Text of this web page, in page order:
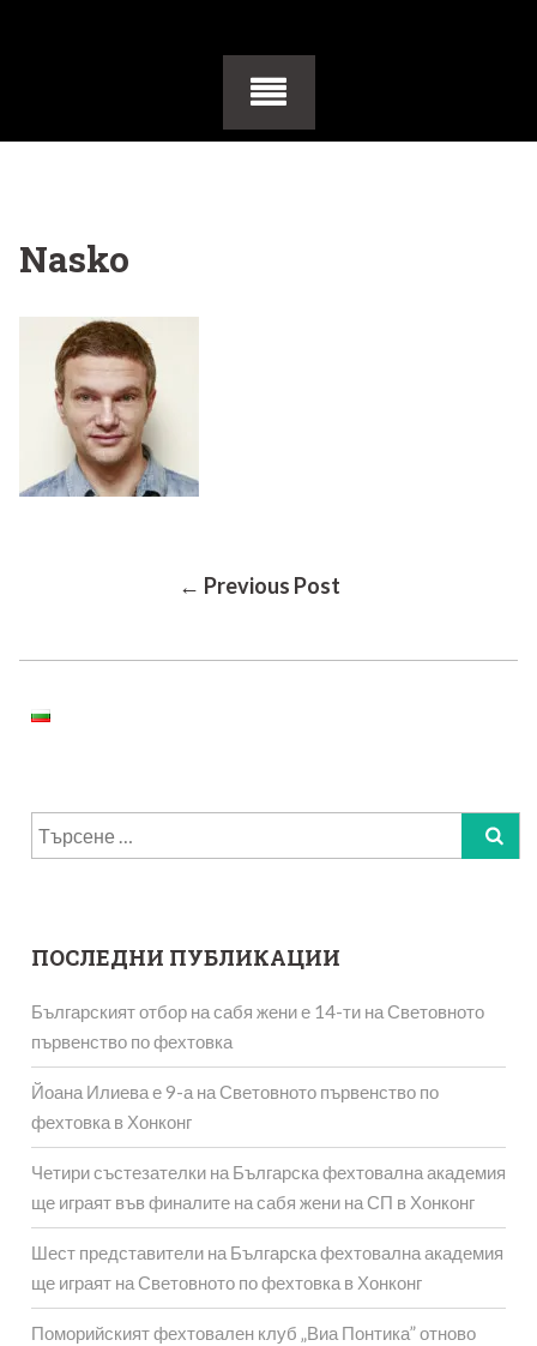
Nasko
Navigation
← Previous Post
Търсене
за:
ПОСЛЕДНИ ПУБЛИКАЦИИ
Българският отбор на сабя жени е 14-ти на Световното
първенство по фехтовка
Йоана Илиева е 9-а на Световното първенство по
фехтовка в Хонконг
Четири състезателки на Българска фехтовална академия
ще играят във финалите на сабя жени на СП в Хонконг
Шест представители на Българска фехтовална академия
ще играят на Световното по фехтовка в Хонконг
Поморийският фехтовален клуб „Виа Понтика” отново